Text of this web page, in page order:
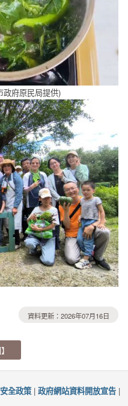
府原民局提供)
資料更新：2026年07月16日
全政策|政府網站資料開放宣告 |